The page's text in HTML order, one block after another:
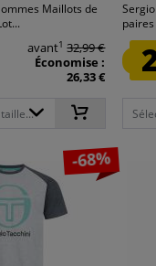
Maillots de
avant1 32,99 €
Économise :
26,33 €
-68%